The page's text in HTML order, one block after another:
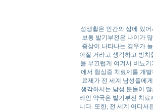
성생활은 인간의 삶에 있
보통 발기부전은 나이가
증상이 나타나는 경우가
아질 거라고 생각하고 방
을 부끄럽게 여겨서 비뇨
에서 협심증 치료제를 개
료제가 전 세계 남성들에
생각하시는 남성 분들이
라인 약국은 발기부전 치
니다. 또한, 전 세계 어디서